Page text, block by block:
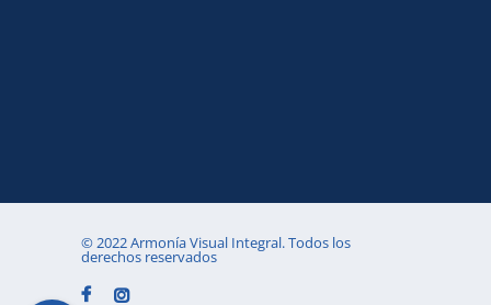
© 2022 Armonía Visual Integral. Todos los
derechos reservados